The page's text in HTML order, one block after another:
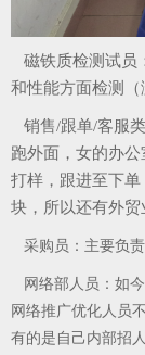
磁铁质检测试员
和性能方面检测（
销售/跟单/客服
跑外面，女的办
打样，跟进至下
块，所以还有外贸
采购员：主要负责
网络部人员：如
网络推广优化人员
有的是自己内部招